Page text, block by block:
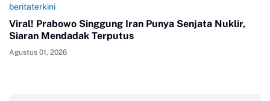
beritaterkini
Viral! Prabowo Singgung Iran Punya Senjata Nuklir,
Siaran Mendadak Terputus
Agustus 01, 2026